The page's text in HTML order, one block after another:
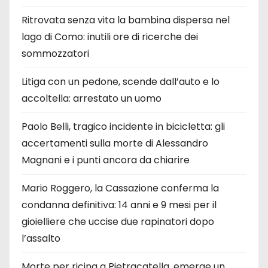
Ritrovata senza vita la bambina dispersa nel
lago di Como: inutili ore di ricerche dei
sommozzatori
Litiga con un pedone, scende dall’auto e lo
accoltella: arrestato un uomo
Paolo Belli, tragico incidente in bicicletta: gli
accertamenti sulla morte di Alessandro
Magnani e i punti ancora da chiarire
Mario Roggero, la Cassazione conferma la
condanna definitiva: 14 anni e 9 mesi per il
gioielliere che uccise due rapinatori dopo
l’assalto